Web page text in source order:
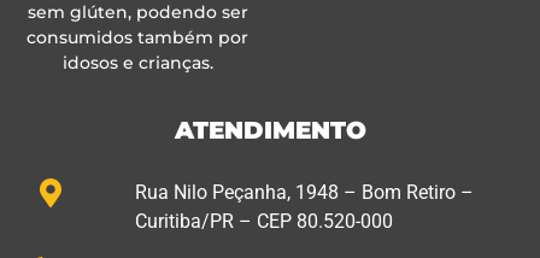
sem glúten, podendo ser
consumidos também por
idosos e crianças.
ATENDIMENTO
Rua Nilo Peçanha, 1948 – Bom Retiro –
Curitiba/PR – CEP 80.520-000